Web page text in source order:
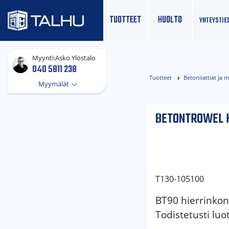
TUOTTEET HUOLTO
Myynti:Asko Ylöstalo
040 5811 238
Myymälät
Tuotteet Betonilattiat ja
T130-105100
BT90
Todistetusti